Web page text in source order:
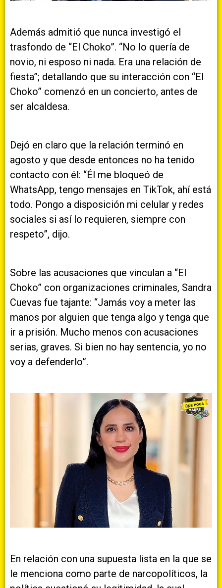
Además admitió que nunca investigó el
trasfondo de “El Choko”. “No lo quería de
novio, ni esposo ni nada. Era una relación de
fiesta”; detallando que su interacción con “El
Choko” comenzó en un concierto, antes de
ser alcaldesa.
Dejó en claro que la relación terminó en
agosto y que desde entonces no ha tenido
contacto con él: “Él me bloqueó de
WhatsApp, tengo mensajes en TikTok, ahí está
todo. Pongo a disposición mi celular y redes
sociales si así lo requieren, siempre con
respeto”, dijo.
Sobre las acusaciones que vinculan a “El
Choko” con organizaciones criminales, Sandra
Cuevas fue tajante: “Jamás voy a meter las
manos por alguien que tenga algo y tenga que
ir a prisión. Mucho menos con acusaciones
serias, graves. Si bien no hay sentencia, yo no
voy a defenderlo”.
En relación con una supuesta lista en la que se
le menciona como parte de narcopolíticos, la